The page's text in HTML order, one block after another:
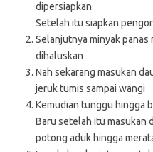
dipersiapkan.
Setelah itu siapkan
Selanjutnya minyak panas
dihaluskan
Nah sekarang masukan
jeruk tumis sampai wangi
Kemudian tunggu hingga
Baru setelah itu masukan
potong aduk hingga